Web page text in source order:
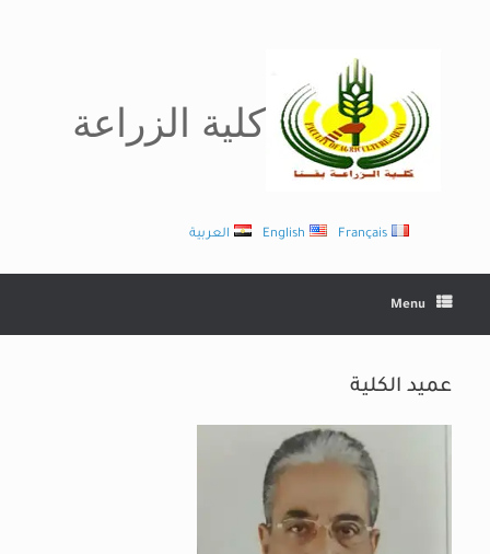
كلية الزراعة
العربية English Français
Menu
عميد الكلية